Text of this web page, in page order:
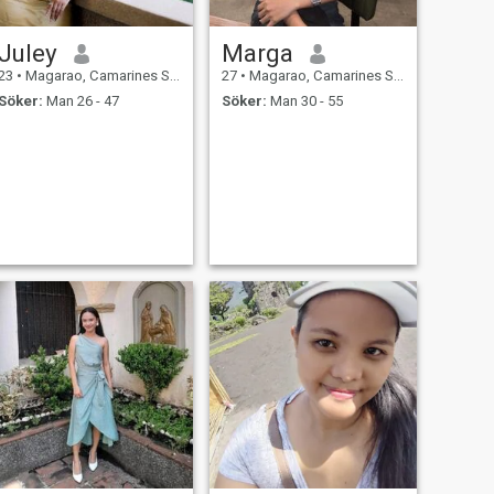
• Magarao, Camarines Sur, Filippinerna
Man 26 - 47
Marga
27 • Magarao, Camarines Sur, Filippinerna
Söker: Man 30 - 55